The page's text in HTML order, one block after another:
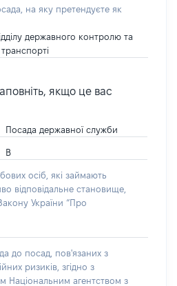
на яку претендуєте як
державного контролю та
якщо це вас
Посада державної служби
В
осіб, які займають
відповідальне становище,
України “Про
до посад, пов'язаних з
ризиків, згідно з
Національним агентством з